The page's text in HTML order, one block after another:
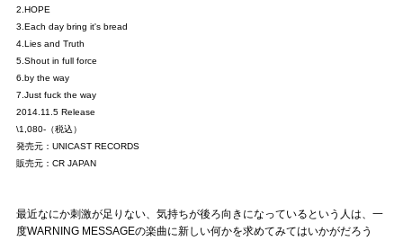
2.HOPE
3.Each day bring it's bread
4.Lies and Truth
5.Shout in full force
6.by the way
7.Just fuck the way
2014.11.5 Release
\1,080-（税込）
発売元：UNICAST RECORDS
販売元：CR JAPAN
最近なにか刺激が足りない、気持ちが後ろ向きになっているという人は、一
度WARNING MESSAGEの楽曲に新しい何かを求めてみてはいかがだろう